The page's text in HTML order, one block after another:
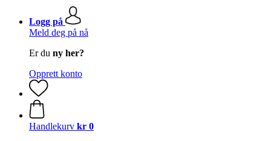
Logg på
Meld deg på nå
Er du ny her?
Opprett konto
Handlekurv kr 0